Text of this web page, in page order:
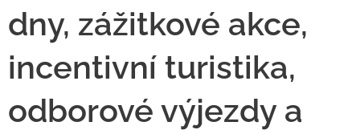
dny, zážitkové akce,
incentivní turistika,
odborové výjezdy a